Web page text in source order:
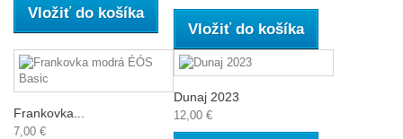
Vložiť do košíka
Vložiť do košíka
Frankovka...
7,00 €
Dunaj 2023
12,00 €